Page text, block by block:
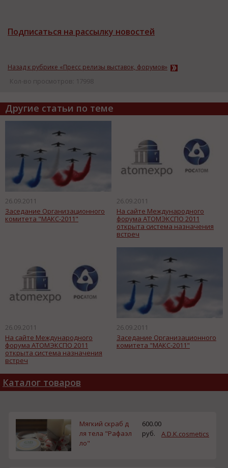
Подписаться на рассылку новостей
Назад к рубрике «Пресс релизы выставок, форумов»
Кол-во просмотров: 17998
Другие статьи по теме
26.09.2011
Заседание Организационного
комитета "МАКС-2011"
26.09.2011
На сайте Международного
форума АТОМЭКСПО 2011
открыта система назначения
встреч
26.09.2011
На сайте Международного
форума АТОМЭКСПО 2011
открыта система назначения
встреч
26.09.2011
Заседание Организационного
комитета "МАКС-2011"
Каталог товаров
Мягкий скраб д
ля тела "Рафаэл
ло"
600.00
руб.
A.D.K.cosmetics